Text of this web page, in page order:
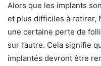
Alors que les implants
et plus difficiles à retirer,
une certaine perte de
sur l’autre. Cela signifie
implantés devront être